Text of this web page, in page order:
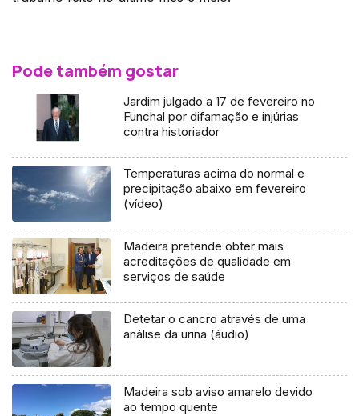
Pode também gostar
Jardim julgado a 17 de fevereiro no
Funchal por difamação e injúrias
contra historiador
Temperaturas acima do normal e
precipitação abaixo em fevereiro
(vídeo)
Madeira pretende obter mais
acreditações de qualidade em
serviços de saúde
Detetar o cancro através de uma
análise da urina (áudio)
Madeira sob aviso amarelo devido
ao tempo quente